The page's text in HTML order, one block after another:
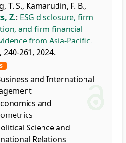
T. S., Kamarudin, F. B.,
Z.: ESG disclosure, firm
and firm financial
from Asia-Pacific.
240-261, 2024.
and International
and
Science and
Relations